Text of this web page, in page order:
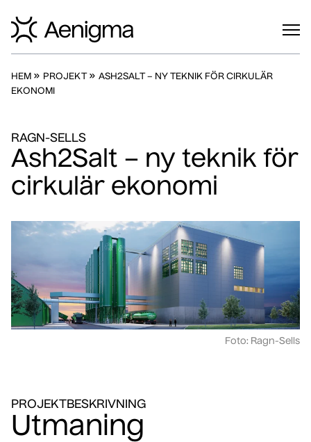
HEM » PROJEKT » ASH2SALT – NY TEKNIK FÖR CIRKULÄR
EKONOMI
RAGN-SELLS
Ash2Salt – ny teknik för
cirkulär ekonomi
Foto: Ragn-Sells
PROJEKTBESKRIVNING
Utmaning